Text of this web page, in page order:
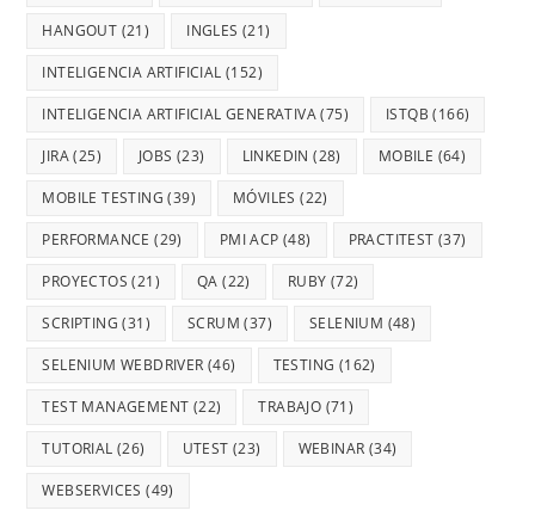
HANGOUT (21) INGLES (21)
INTELIGENCIA ARTIFICIAL (152)
INTELIGENCIA ARTIFICIAL GENERATIVA(75) ISTQB (166)
JIRA(25) JOBS (23) LINKEDIN (28) MOBILE (64)
MOBILE TESTING (39) MÓVILES (22)
PERFORMANCE (29) PMI ACP (48) PRACTITEST (37)
PROYECTOS (21) QA (22) RUBY (72)
SCRIPTING (31) SCRUM (37) SELENIUM (48)
SELENIUM WEBDRIVER (46) TESTING (162)
TEST MANAGEMENT (22) TRABAJO (71)
TUTORIAL (26) UTEST (23) WEBINAR (34)
WEBSERVICES (49)